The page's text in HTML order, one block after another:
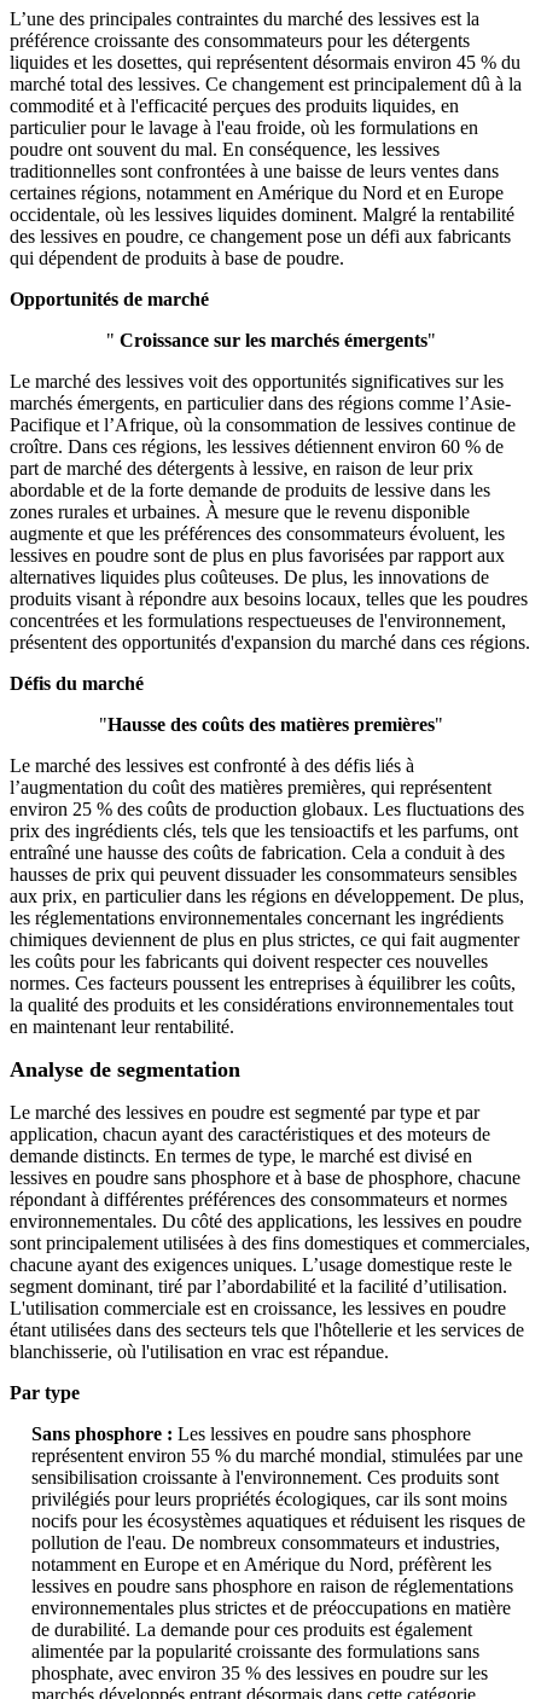
L’une des principales contraintes du marché des lessives est la
préférence croissante des consommateurs pour les détergents
liquides et les dosettes, qui représentent désormais environ 45 % du
marché total des lessives. Ce changement est principalement dû à la
commodité et à l'efficacité perçues des produits liquides, en
particulier pour le lavage à l'eau froide, où les formulations en
poudre ont souvent du mal. En conséquence, les lessives
traditionnelles sont confrontées à une baisse de leurs ventes dans
certaines régions, notamment en Amérique du Nord et en Europe
occidentale, où les lessives liquides dominent. Malgré la rentabilité
des lessives en poudre, ce changement pose un défi aux fabricants
qui dépendent de produits à base de poudre.
Opportunités de marché
" Croissance sur les marchés émergents"
Le marché des lessives voit des opportunités significatives sur les
marchés émergents, en particulier dans des régions comme l’Asie-
Pacifique et l’Afrique, où la consommation de lessives continue de
croître. Dans ces régions, les lessives détiennent environ 60 % de
part de marché des détergents à lessive, en raison de leur prix
abordable et de la forte demande de produits de lessive dans les
zones rurales et urbaines. À mesure que le revenu disponible
augmente et que les préférences des consommateurs évoluent, les
lessives en poudre sont de plus en plus favorisées par rapport aux
alternatives liquides plus coûteuses. De plus, les innovations de
produits visant à répondre aux besoins locaux, telles que les poudres
concentrées et les formulations respectueuses de l'environnement,
présentent des opportunités d'expansion du marché dans ces régions.
Défis du marché
"Hausse des coûts des matières premières"
Le marché des lessives est confronté à des défis liés à
l’augmentation du coût des matières premières, qui représentent
environ 25 % des coûts de production globaux. Les fluctuations des
prix des ingrédients clés, tels que les tensioactifs et les parfums, ont
entraîné une hausse des coûts de fabrication. Cela a conduit à des
hausses de prix qui peuvent dissuader les consommateurs sensibles
aux prix, en particulier dans les régions en développement. De plus,
les réglementations environnementales concernant les ingrédients
chimiques deviennent de plus en plus strictes, ce qui fait augmenter
les coûts pour les fabricants qui doivent respecter ces nouvelles
normes. Ces facteurs poussent les entreprises à équilibrer les coûts,
la qualité des produits et les considérations environnementales tout
en maintenant leur rentabilité.
Analyse de segmentation
Le marché des lessives en poudre est segmenté par type et par
application, chacun ayant des caractéristiques et des moteurs de
demande distincts. En termes de type, le marché est divisé en
lessives en poudre sans phosphore et à base de phosphore, chacune
répondant à différentes préférences des consommateurs et normes
environnementales. Du côté des applications, les lessives en poudre
sont principalement utilisées à des fins domestiques et commerciales,
chacune ayant des exigences uniques. L’usage domestique reste le
segment dominant, tiré par l’abordabilité et la facilité d’utilisation.
L'utilisation commerciale est en croissance, les lessives en poudre
étant utilisées dans des secteurs tels que l'hôtellerie et les services de
blanchisserie, où l'utilisation en vrac est répandue.
Par type
Sans phosphore : Les lessives en poudre sans phosphore
représentent environ 55 % du marché mondial, stimulées par une
sensibilisation croissante à l'environnement. Ces produits sont
privilégiés pour leurs propriétés écologiques, car ils sont moins
nocifs pour les écosystèmes aquatiques et réduisent les risques de
pollution de l'eau. De nombreux consommateurs et industries,
notamment en Europe et en Amérique du Nord, préfèrent les
lessives en poudre sans phosphore en raison de réglementations
environnementales plus strictes et de préoccupations en matière
de durabilité. La demande pour ces produits est également
alimentée par la popularité croissante des formulations sans
phosphate, avec environ 35 % des lessives en poudre sur les